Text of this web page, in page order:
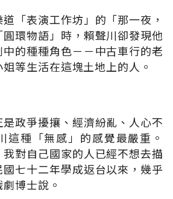
「表演工作坊」的「那一夜，
環物語」時，賴聲川卻發現他
的種種角色－－中古車行的老
等生活在這塊土地上的人。
政爭擾攘、經濟紛亂、人心不
這種「無感」的感覺最嚴重。
我對自己國家的人已經不想去描
七十二年學成返台以來，幾乎
博士說。